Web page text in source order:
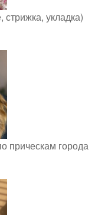
укладка)
прическам города